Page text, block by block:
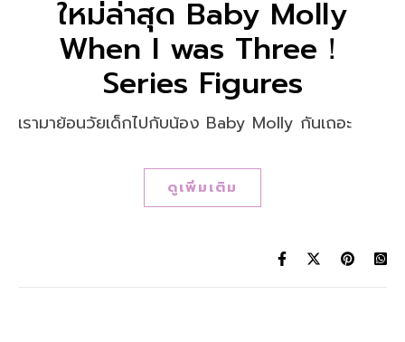
ใหม่ล่าสุด Baby Molly
When I was Three！
Series Figures
เรามาย้อนวัยเด็กไปกับน้อง Baby Molly กันเถอะ
ดูเพิ่มเติม